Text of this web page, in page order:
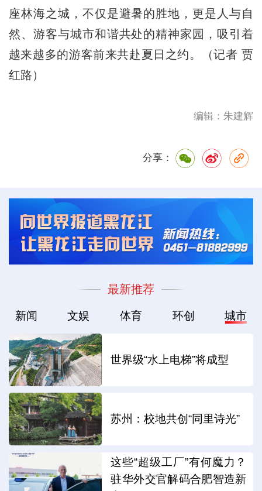
座林海之城，不仅是避暑的胜地，更是人与自
然、游客与城市和谐共处的精神家园，吸引着
越来越多的游客前来共赴夏日之约。（记者 贾
红路）
编辑：朱建辉
分享：
最新推荐
新闻 文娱 体育 环创 城市
世界级“水上电梯”将成型
苏州：校地共创“同里诗光”
这些“超级工厂”有何魔力？
驻华外交官解码合肥智造新